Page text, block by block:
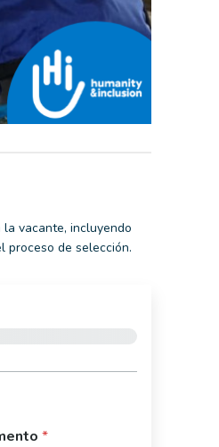
vacante, incluyendo
proceso de selección.
*